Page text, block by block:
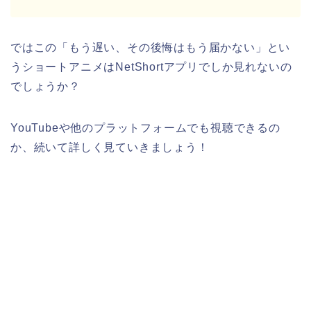
ではこの「もう遅い、その後悔はもう届かない 」
とい
うショートアニメ はNetShortアプリでしか見れないの
でしょうか？
YouTubeや他のプラットフォームでも視聴できるの
か、続いて詳しく見ていきましょう！